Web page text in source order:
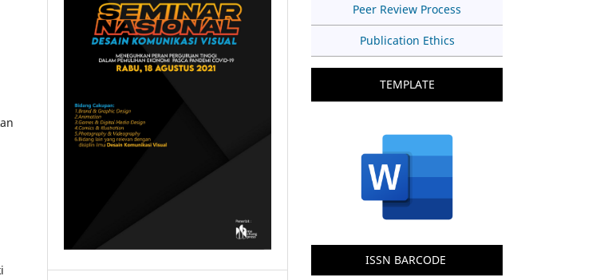
Peer Review Process
Publication Ethics
TEMPLATE
ISSN BARCODE